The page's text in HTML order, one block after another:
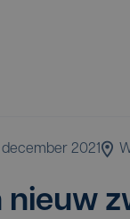
december 2021
nieuw